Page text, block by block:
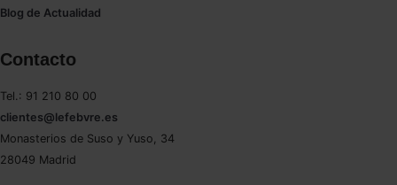
Blog de Actualidad
Contacto
Tel.: 91 210 80 00
clientes@lefebvre.es
Monasterios de Suso y Yuso, 34
28049 Madrid